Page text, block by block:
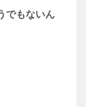
でもないん